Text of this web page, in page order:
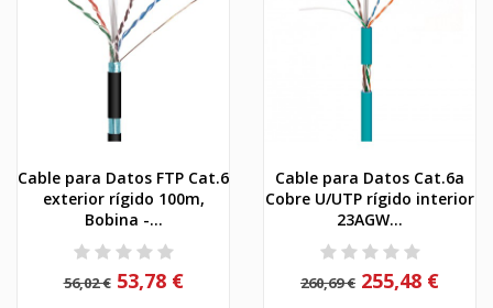
Cable para Datos FTP Cat.6
exterior rígido 100m,
Bobina -...
56,02 € 53,78 €
Cable para Datos Cat.6a
Cobre U/UTP rígido interior
23AGW...
260,69 € 255,48 €